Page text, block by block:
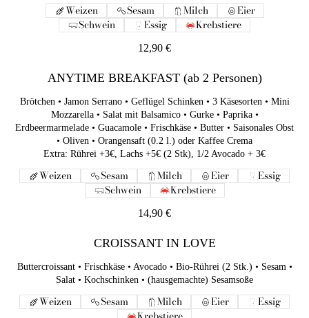
12,90 €
ANYTIME BREAKFAST (ab 2 Personen)
Mini Mozzarella • Salat mit Balsamico • Gurke • Paprika •
Erdbeermarmelade • Guacamole • Frischkäse • Butter •
Saisonales Obst • Oliven • Orangensaft (0.2 l.) oder Kaffee
Crema
Extra: Rührei +3€, Lachs +5€ (2 Stk), 1/2 Avocado + 3€
14,90 €
Weizen Sesam Milch Eier
Schwein
Krebstiere
CROISSANT IN LOVE
Sesam • Salat • Kochschinken • (hausgemachte) Sesamsoße
12,90 €
Weizen Sesam Milch Eier
Essig
Krebstiere
12,90 €
Weizen Sesam Milch
Eier
Schwein
Essig Krebstiere
ANYTIME BREAKFAST (ab 2 Personen)
Brötchen • Jamon Serrano • Geflügel Schinken • 3 Käsesorten • Mini
Mozzarella • Salat mit Balsamico • Gurke • Paprika •
Erdbeermarmelade • Guacamole • Frischkäse • Butter • Saisonales Obst
• Oliven • Orangensaft (0.2 l.) oder Kaffee Crema
Extra: Rührei +3€, Lachs +5€ (2 Stk), 1/2 Avocado + 3€
14,90 €
Weizen Sesam Milch Eier
Essig
Schwein
Krebstiere
CROISSANT IN LOVE
Buttercroissant • Frischkäse • Avocado • Bio-Rührei (2 Stk.) • Sesam •
Salat • Kochschinken • (hausgemachte) Sesamsoße
Weizen Sesam Milch Eier
Essig